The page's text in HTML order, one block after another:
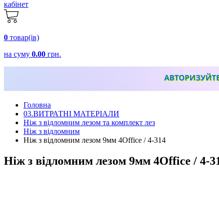
кабінет
0 товар(ів)
на суму 0.00 грн.
Головна
03.ВИТРАТНІ МАТЕРІАЛИ
Ніж з відломним лезом та комплект лез
Ніж з відломним
Ніж з відломним лезом 9мм 4Office / 4-314
Ніж з відломним лезом 9мм 4Office / 4-